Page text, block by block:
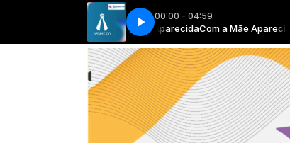
00:00 - 04:59
a Mãe Aparecida com Rede AparecidaCom a Mãe Aparecida
Now Playing info goes here Now Playing info goes here